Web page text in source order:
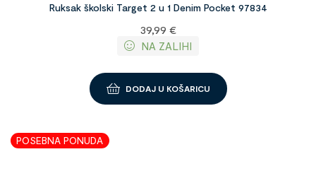
Ruksak školski Target 2 u 1 Denim Pocket 97834
39,99 €
NA ZALIHI
DODAJ U KOŠARICU
POSEBNA PONUDA